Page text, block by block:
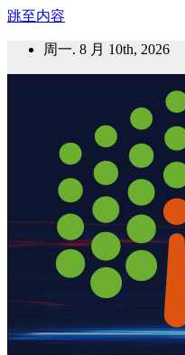
跳至内容
周一. 8 月 10th, 2026